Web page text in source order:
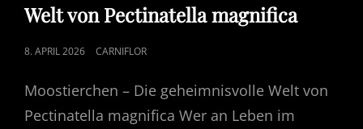
Welt von Pectinatella magnifica
POSTED
8. APRIL 2026 CARNIFLOR
Moostierchen – Die geheimnisvolle Welt von
Pectinatella magnifica Wer an Leben im